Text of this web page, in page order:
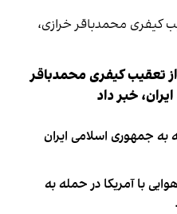
تعقیب کیفری محمدباقر
خبر داد
به جمهوری اسلامی ایران
با آمریکا در حمله به